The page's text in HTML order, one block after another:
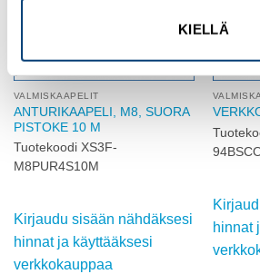
KIELLÄ
VALMISKAAPELIT
ANTURIKAAPELI, M8, SUORA
PISTOKE 10 M
Tuotekoodi XS3F-
M8PUR4S10M
Kirjaudu sisään nähdäksesi
hinnat ja käyttääksesi
verkkokauppaa
hinnat